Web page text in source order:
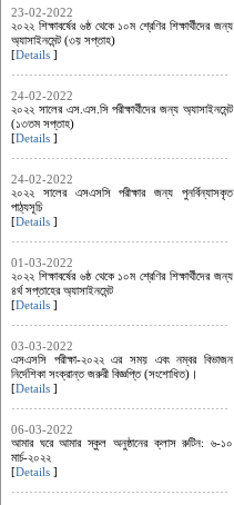
23-02-2022
২০২২ শিক্ষাবর্ষের ৬ষ্ঠ থেকে ১০ম শ্রেণির শিক্ষার্থীদের জন্য
অ্যাসাইনমেন্ট (৩য় সপ্তাহ)
[Details ]
24-02-2022
২০২২ সালের এস.এস.সি পরীক্ষার্থীদের জন্য অ্যাসাইনমেন্ট
(১৩তম সপ্তাহ)
[Details ]
24-02-2022
২০২২ সালের এসএসসি পরীক্ষার জন্য পুনর্বিন্যাসকৃত
পাঠ্যসূচি
[Details ]
01-03-2022
২০২২ শিক্ষাবর্ষের ৬ষ্ঠ থেকে ১০ম শ্রেণির শিক্ষার্থীদের জন্য
৪র্থ সপ্তাহের অ্যাসাইনমেন্ট
[Details ]
03-03-2022
এসএসসি পরীক্ষা-২০২২ এর সময় এবং নম্বর বিভাজন
নির্দেশিকা সংক্রান্ত জরুরী বিজ্ঞপ্তি (সংশোধিত)।
[Details ]
06-03-2022
আমার ঘরে আমার স্কুল অনুষ্ঠানের ক্লাস রুটিন: ৬-১০
মার্চ-২০২২
[Details ]